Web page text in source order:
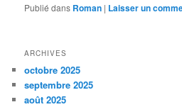
Publié dans Roman | Laisser un
ARCHIVES
octobre 2025
septembre 2025
août 2025